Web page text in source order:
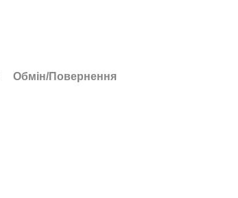
Обмін/Повернення